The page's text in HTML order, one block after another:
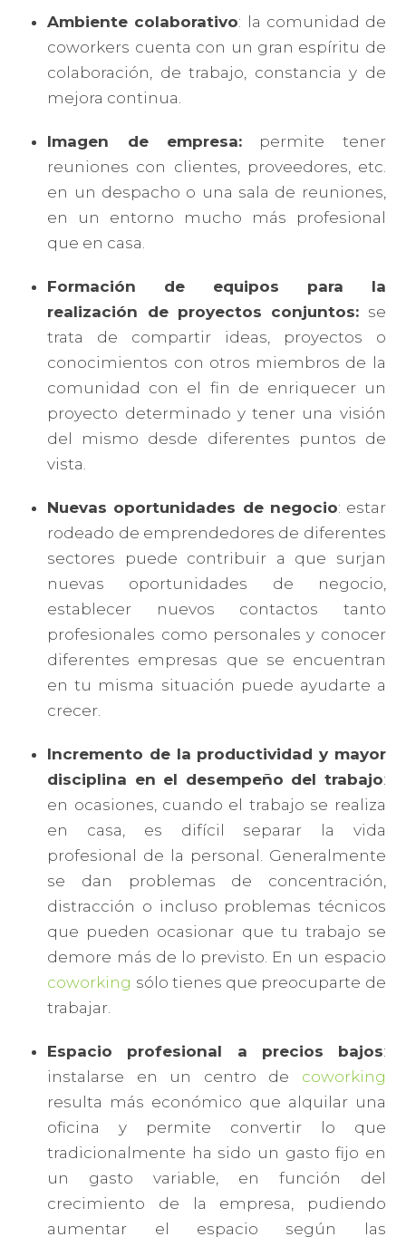
Ambiente colaborativo: la comunidad de
coworkers cuenta con un gran espíritu de
colaboración, de trabajo, constancia y de
mejora continua.
Imagen de empresa: permite tener
reuniones con clientes, proveedores, etc.
en un despacho o una sala de reuniones,
en un entorno mucho más profesional
que en casa.
Formación de equipos para la
realización de proyectos conjuntos: se
trata de compartir ideas, proyectos o
conocimientos con otros miembros de la
comunidad con el fin de enriquecer un
proyecto determinado y tener una visión
del mismo desde diferentes puntos de
vista.
Nuevas oportunidades de negocio: estar
rodeado de emprendedores de diferentes
sectores puede contribuir a que surjan
nuevas oportunidades de negocio,
establecer nuevos contactos tanto
profesionales como personales y conocer
diferentes empresas que se encuentran
en tu misma situación puede ayudarte a
crecer.
Incremento de la productividad y mayor
disciplina en el desempeño del trabajo:
en ocasiones, cuando el trabajo se realiza
en casa, es difícil separar la vida
profesional de la personal. Generalmente
se dan problemas de concentración,
distracción o incluso problemas técnicos
que pueden ocasionar que tu trabajo se
demore más de lo previsto. En un espacio
coworking sólo tienes que preocuparte de
trabajar.
Espacio profesional a precios bajos:
instalarse en un centro de coworking
resulta más económico que alquilar una
oficina y permite convertir lo que
tradicionalmente ha sido un gasto fijo en
un gasto variable, en función del
crecimiento de la empresa, pudiendo
aumentar el espacio según las